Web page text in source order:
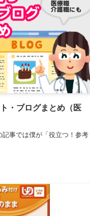
・ブログまとめ（医
事では僕が「役立つ！参考